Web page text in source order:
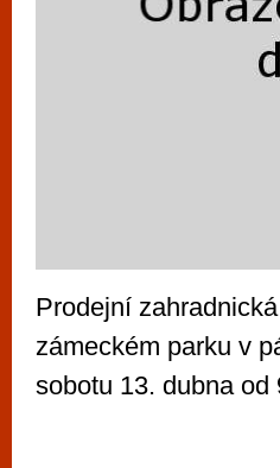
Prodejní
zámeckém parku v
sobotu 13. dubna